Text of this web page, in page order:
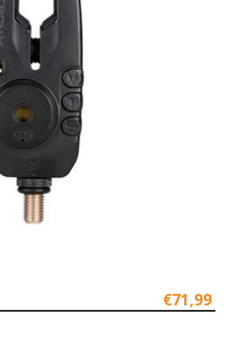
€71,99